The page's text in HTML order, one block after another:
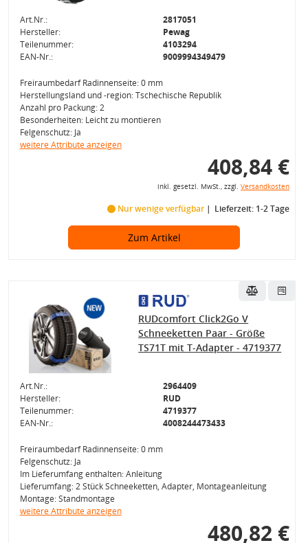
Art.Nr.:
2817051
Hersteller:
Pewag
Teilenummer:
4103294
EAN-Nr.:
9009994349479
Freiraumbedarf Radinnenseite: 0 mm
Herstellungsland und -region: Tschechische Republik
Anzahl pro Packung: 2
Besonderheiten: Leicht zu montieren
Felgenschutz: Ja
weitere Attribute anzeigen
408,84 €
inkl. gesetzl. MwSt., zzgl. Versandkosten
Nur wenige verfügbar Lieferzeit: 1-2 Tage
Zum Artikel
RUDcomfort Click2Go V
Schneeketten Paar - Größe
TS71T mit T-Adapter - 4719377
Art.Nr.:
2964409
Hersteller:
RUD
Teilenummer:
4719377
EAN-Nr.:
4008244473433
Freiraumbedarf Radinnenseite: 0 mm
Felgenschutz: Ja
Im Lieferumfang enthalten: Anleitung
Lieferumfang: 2 Stück Schneeketten, Adapter, Montageanleitung
Montage: Standmontage
weitere Attribute anzeigen
480,82 €